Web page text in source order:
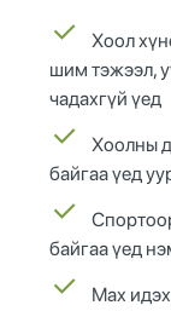
Хоол
шим тэжээл,
чадахгүй үед
Хоолны
байгаа үед
байгаа үед
Мах